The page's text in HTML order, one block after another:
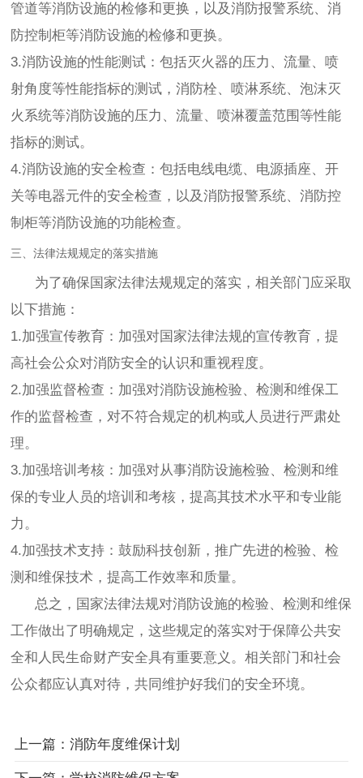
管道等消防设施的检修和更换，以及消防报警系统、消
防控制柜等消防设施的检修和更换。
3.消防设施的性能测试：包括灭火器的压力、流量、喷
射角度等性能指标的测试，消防栓、喷淋系统、泡沫灭
火系统等消防设施的压力、流量、喷淋覆盖范围等性能
指标的测试。
4.消防设施的安全检查：包括电线电缆、电源插座、开
关等电器元件的安全检查，以及消防报警系统、消防控
制柜等消防设施的功能检查。
三、法律法规规定的落实措施
为了确保国家法律法规规定的落实，相关部门应采取
以下措施：
1.加强宣传教育：加强对国家法律法规的宣传教育，提
高社会公众对消防安全的认识和重视程度。
2.加强监督检查：加强对消防设施检验、检测和维保工
作的监督检查，对不符合规定的机构或人员进行严肃处
理。
3.加强培训考核：加强对从事消防设施检验、检测和维
保的专业人员的培训和考核，提高其技术水平和专业能
力。
4.加强技术支持：鼓励科技创新，推广先进的检验、检
测和维保技术，提高工作效率和质量。
总之，国家法律法规对消防设施的检验、检测和维保
工作做出了明确规定，这些规定的落实对于保障公共安
全和人民生命财产安全具有重要意义。相关部门和社会
公众都应认真对待，共同维护好我们的安全环境。
上一篇：消防年度维保计划